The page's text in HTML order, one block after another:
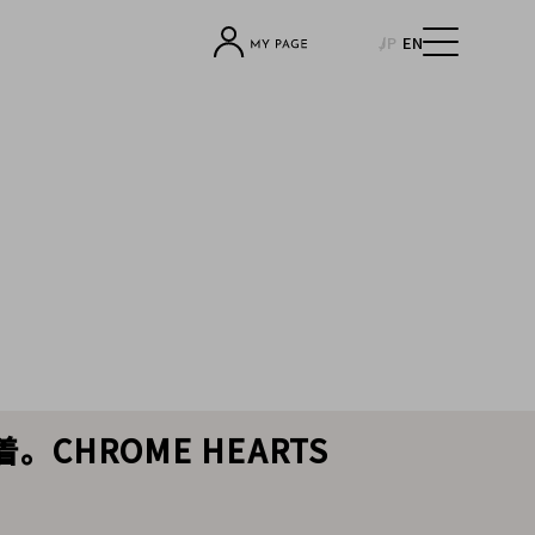
JP EN
。CHROME HEARTS